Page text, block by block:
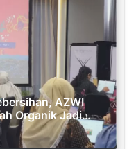
AZWI
Organik Jadi